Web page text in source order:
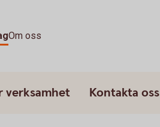
Om oss
verksamhet Kontakta oss